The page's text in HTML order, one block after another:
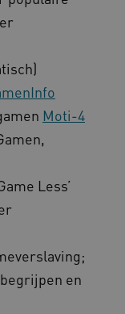
Moti-4
Less’
en